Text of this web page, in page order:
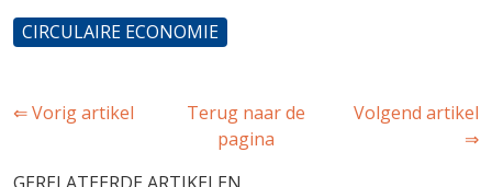
CIRCULAIRE ECONOMIE
⇐ Vorig artikel
Terug naar de
pagina
Volgend artikel
⇒